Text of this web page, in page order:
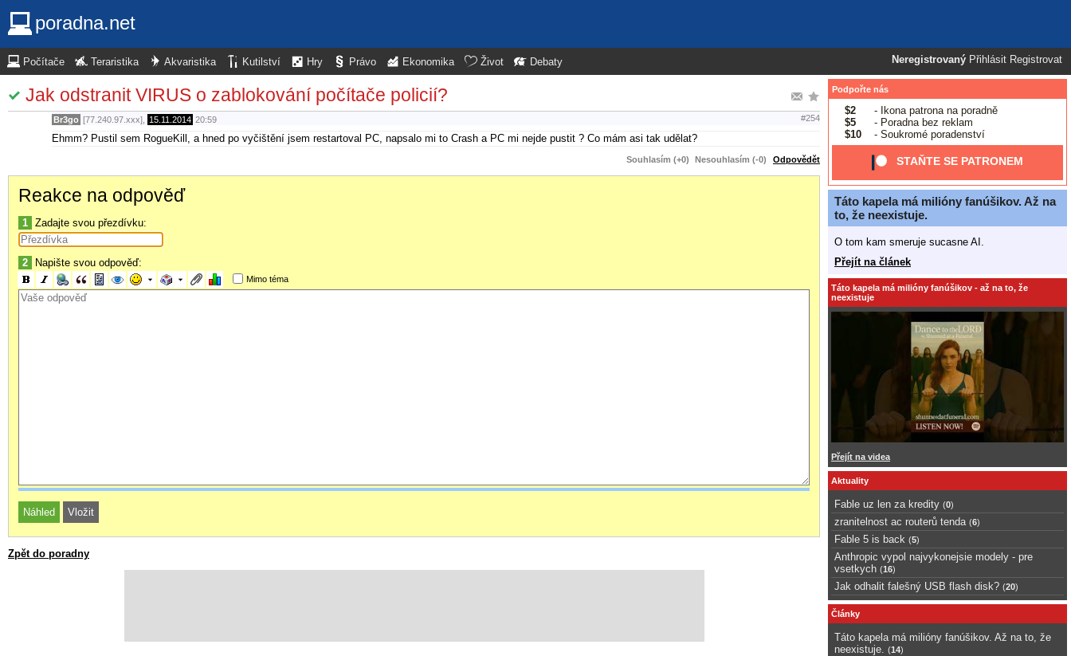
poradna.net
Neregistrovaný Přihlásit Registrovat
Počítače Teraristika Akvaristika Kutilství Hry Právo Ekonomika Život Debaty
Jak odstranit VIRUS o zablokování počítače policií?
Br3go [77.240.97.xxx], 15.11.2014 20:59 #254
Ehmm? Pustil sem RogueKill, a hned po vyčištění jsem restartoval PC, napsalo mi to Crash a PC mi nejde pustit ? Co mám asi tak udělat?
Souhlasím (+0) Nesouhlasím (-0) Odpovědět
Reakce na odpověď
1 Zadajte svou přezdívku:
2 Napište svou odpověď:
Mimo téma
Zpět do poradny
Podpořte nás
$2
- Ikona patrona na poradně
$5
- Poradna bez reklam
$10
- Soukromé poradenství
STAŇTE SE PATRONEM
Táto kapela má milióny fanúšikov. Až na
to, že neexistuje.
O tom kam smeruje sucasne AI.
Přejít na článek
Táto kapela má milióny fanúšikov - až na to, že
neexistuje
Přejít na videa
Aktuality
Fable uz len za kredity (0)
zranitelnost ac routerů tenda (6)
Fable 5 is back (5)
Anthropic vypol najvykonejsie modely - pre
vsetkych (16)
Jak odhalit falešný USB flash disk? (20)
Články
Táto kapela má milióny fanúšikov. Až na to, že
neexistuje.
(14)